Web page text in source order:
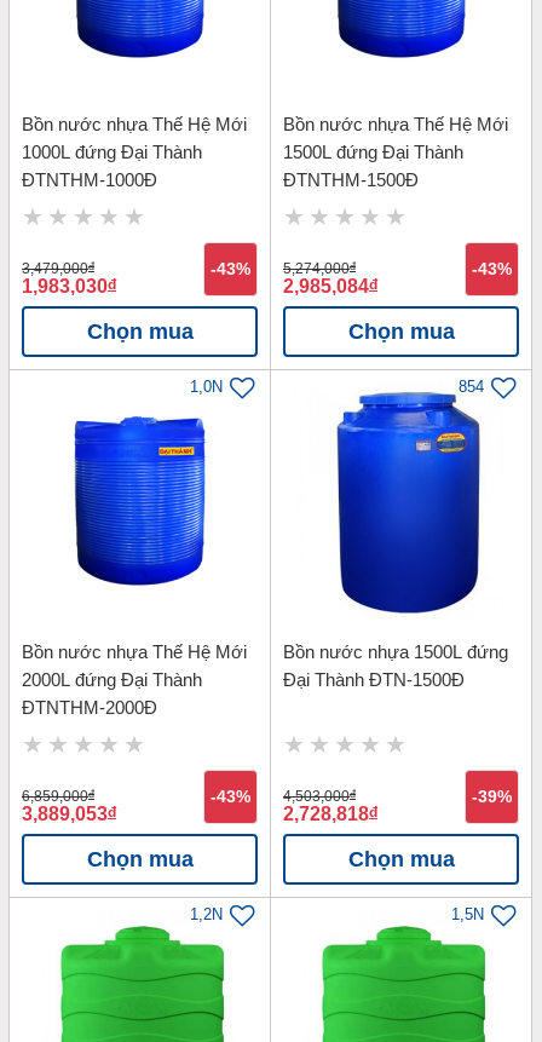
Bồn nước nhựa Thế Hệ Mới
1000L đứng Đại Thành
ĐTNTHM-1000Đ
3,479,000đ
1,983,030đ
-43%
Chọn mua
Bồn nước nhựa Thế Hệ Mới
1500L đứng Đại Thành
ĐTNTHM-1500Đ
5,274,000đ
2,985,084đ
-43%
Chọn mua
1,0N
Bồn nước nhựa Thế Hệ Mới
2000L đứng Đại Thành
ĐTNTHM-2000Đ
6,859,000đ
3,889,053đ
-43%
Chọn mua
854
Bồn nước nhựa 1500L đứng
Đại Thành ĐTN-1500Đ
4,503,000đ
2,728,818đ
-39%
Chọn mua
1,2N 1,5N